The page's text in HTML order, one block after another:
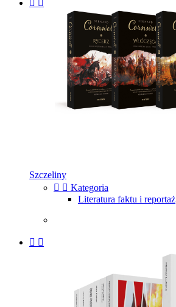
 
Szczeliny
  Kategoria
Literatura faktu i reportaż
 